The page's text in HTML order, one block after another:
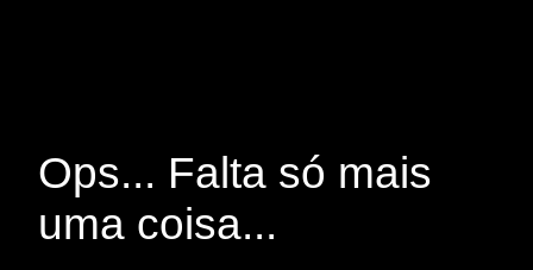
Ops... Falta só mais
uma coisa...